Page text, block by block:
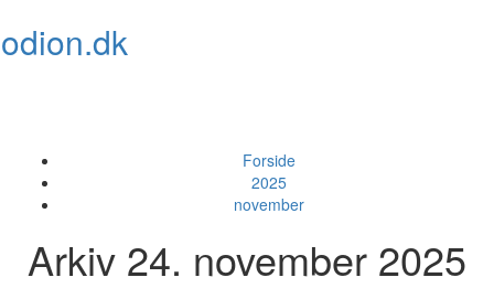
to
content
odion.dk
Forside
2025
november
Arkiv 24. november 2025